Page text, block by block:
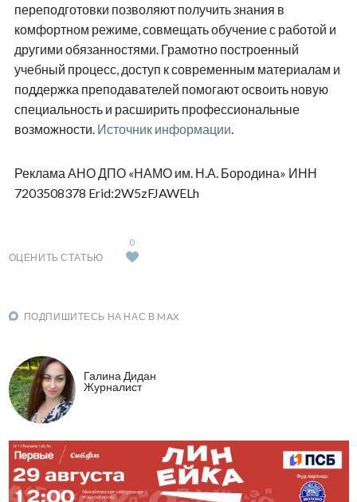
переподготовки позволяют получить знания в
комфортном режиме, совмещать обучение с работой и
другими обязанностями. Грамотно построенный
учебный процесс, доступ к современным материалам и
поддержка преподавателей помогают освоить новую
специальность и расширить профессиональные
возможности. Источник информации.
Реклама АНО ДПО «НАМО им. Н.А. Бородина» ИНН
7203508378 Erid:2W5zFJAWELh
ОЦЕНИТЬ СТАТЬЮ
0
ПОДПИШИТЕСЬ НА НАС В MAX
Галина Дидан
Журналист